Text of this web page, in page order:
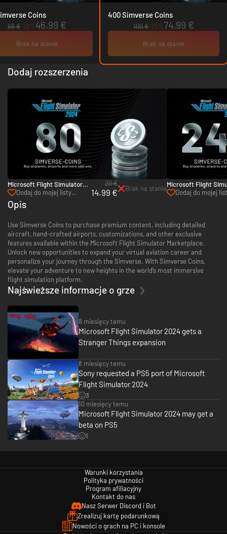
Coins
66 €-29%46.99 €
Brak na stanie
400 Simverse Coins
100 €-25%74.99 €
Brak na stanie
Dodaj rozszerzenia
Microsoft Flight Simulator
2024 - 80 Simverse Coins -
PC & Xbox Series X|S
(Microsoft Store)
Dodaj do mojej listy
życzeń
20 €
14.99 € Brak na stanie
Microsoft Flight
2024 - 240 Simverse
Dodaj do mojej
Opis
Use Simverse Coins to purchase premium content, including detailed
aircraft, hand-crafted airports, customizations, and other exclusive
features available within the Microsoft Flight Simulator Marketplace.
Unlock new opportunities to expand your virtual aviation career and
personalize your journey through the Simverse. With Simverse Coins,
elevate your adventure to new heights in the world’s most immersive
flight simulation platform.
Najświeższe informacje o grze
8 miesięcy temu
Microsoft Flight Simulator 2024 gets a
Stranger Things expansion
8 miesięcy temu
Sony requested a PS5 port of Microsoft
Flight Simulator 2024
3
10 miesięcy temu
Microsoft Flight Simulator 2024 may get a
beta on PS5
1
Warunki korzystania
Polityka prywatności
Program afiliacyjny
Kontakt do nas
Nasz Serwer Discord i Bot
Zrealizuj kartę podarunkową
Nowości o grach na PC i konsole